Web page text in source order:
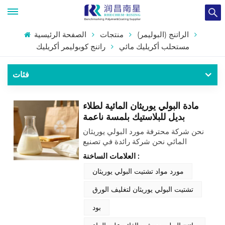
الصفحة الرئيسية منتجات
الراتنج (البوليمر)
راتنج كوبوليمر أكريليك
مستحلب أكريليك مائي
فئات
مادة البولي يوريثان المائية لطلاء
بديل للبلاستيك بلمسة ناعمة
استثنائية.
نحن شركة محترفة مورد البولي يوريثان
المائي نحن شركة رائدة في تصنيع
راتنجات البولي يوريثان، ونقدم مُشتتات
بولي يوريثان مائية عالية الأداء، تُعرف
اختصارًا بـ PUD. تم تطوير هذا الراتنج
ويتميز بسطحه الناعم الملمس. يركز هذا
للبلاستيك التي تحل محل المواد
البلاستيكية التقليدية (بما في ذلك أكياس
العلامات الساخنة :
مورد مواد تشتيت البولي يوريثان
تشتيت البولي يوريثان لتغليف الورق
بود